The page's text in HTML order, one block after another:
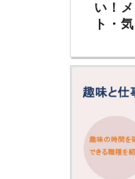
い！
ト・